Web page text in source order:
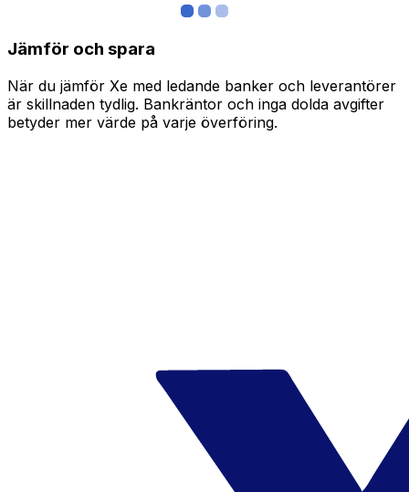
Jämför och spara
När du jämför Xe med ledande banker och leverantörer
är skillnaden tydlig. Bankräntor och inga dolda avgifter
betyder mer värde på varje överföring.